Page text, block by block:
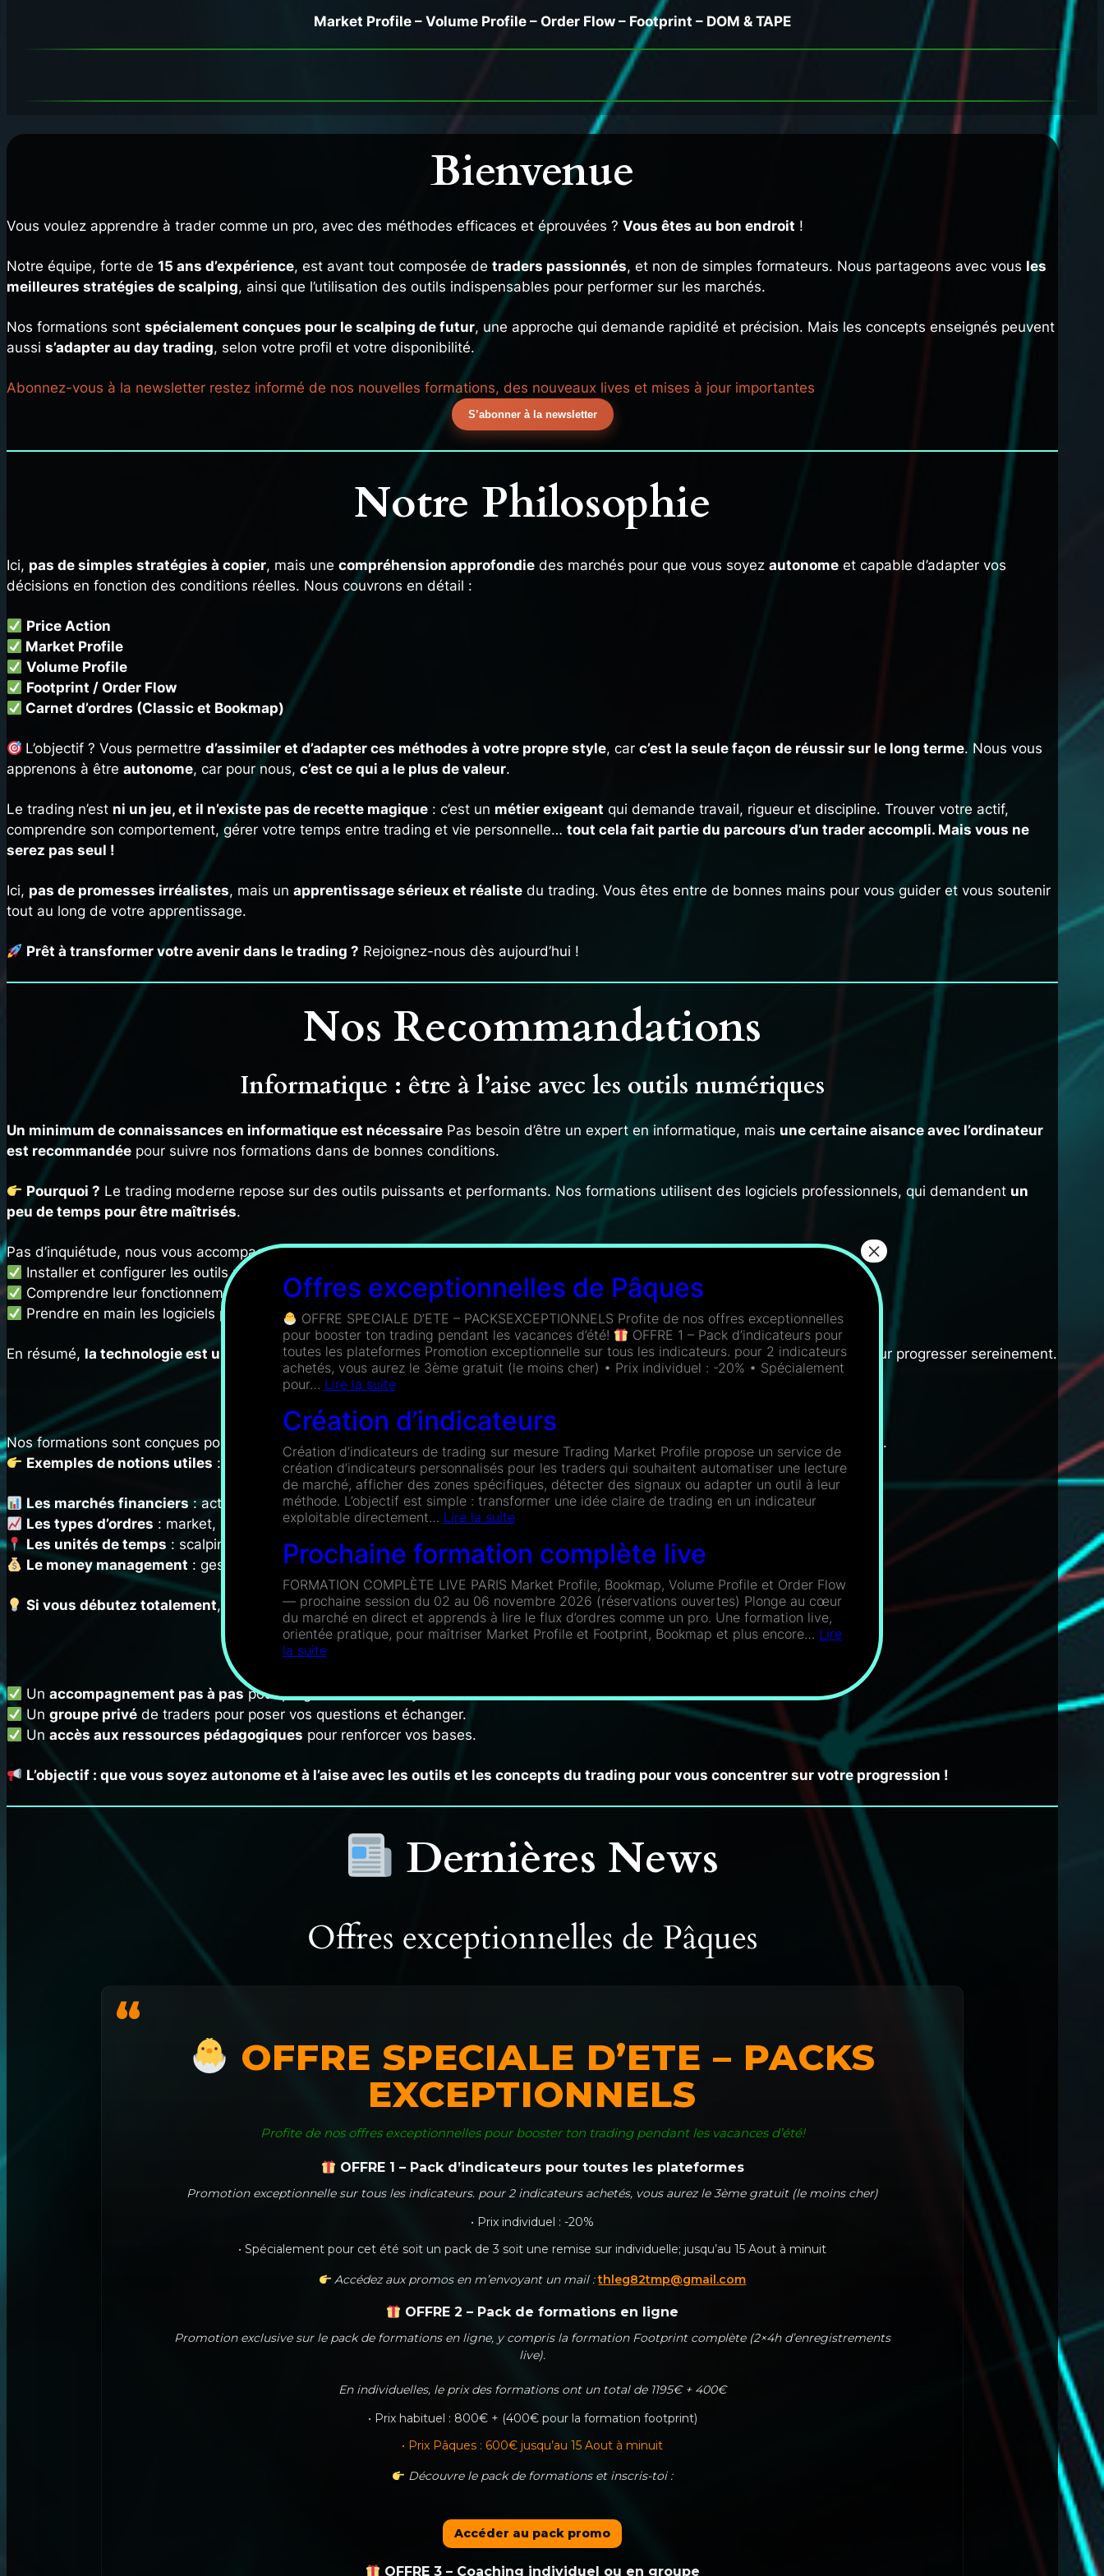
Market Profile – Volume Profile – Order Flow – Footprint – DOM & TAPE
MORNING
Bienvenue
Vous voulez apprendre à trader comme un pro, avec des méthodes efficaces et éprouvées ? Vous êtes au bon endroit !
Notre équipe, forte de 15 ans d’expérience, est avant tout composée de traders passionnés, et non de simples formateurs. Nous partageons avec vous les
meilleures stratégies de scalping, ainsi que l’utilisation des outils indispensables pour performer sur les marchés.
Nos formations sont spécialement conçues pour le scalping de futur, une approche qui demande rapidité et précision. Mais les concepts enseignés peuvent
aussi s’adapter au day trading, selon votre profil et votre disponibilité.
Abonnez-vous à la newsletter restez informé de nos nouvelles formations, des nouveaux lives et mises à jour importantes
S’abonner à la newsletter
Notre Philosophie
Ici, pas de simples stratégies à copier, mais une compréhension approfondie des marchés pour que vous soyez autonome et capable d’adapter vos
décisions en fonction des conditions réelles. Nous couvrons en détail :
Price Action
Market Profile
Volume Profile
Footprint / Order Flow
Carnet d’ordres (Classic et Bookmap)
L’objectif ? Vous permettred’assimiler et d’adapter ces méthodes à votre propre style, carc’est la seule façon de réussir sur le long terme. Nous vous
apprenons à être autonome, car pour nous, c’est ce qui a le plus de valeur.
Le trading n’est ni un jeu, et il n’existe pas de recette magique : c’est un métier exigeant qui demande travail, rigueur et discipline. Trouver votre actif,
comprendre son comportement, gérer votre temps entre trading et vie personnelle… tout cela fait partie du parcours d’un trader accompli. Mais vous ne
serez pas seul !
Ici, pas de promesses irréalistes, mais un apprentissage sérieux et réaliste du trading. Vous êtes entre de bonnes mains pour vous guider et vous soutenir
tout au long de votre apprentissage.
Prêt à transformer votre avenir dans le trading ? Rejoignez-nous dès aujourd’hui !
Nos Recommandations
Informatique : être à l’aise avec les outils numériques
Un minimum de connaissances en informatique est nécessaire Pas besoin d’être un expert en informatique, mais une certaine aisance avec l’ordinateur
est recommandée pour suivre nos formations dans de bonnes conditions.
Pourquoi ? Le trading moderne repose sur des outils puissants et performants. Nos formations utilisent des logiciels professionnels, qui demandent un
peu de temps pour être maîtrisés.
Pas d’inquiétude, nous vous accompagnons pour :
Installer et configurer les outils nécessaires.
Comprendre leur fonctionnement et optimiser leur utilisation.
Prendre en main les logiciels progressivement grâce à nos guides et au soutien de la communauté.
En résumé, la technologie est un atout pour le trader moderne. Avec notre aide et la communauté, vous serezguidé pas à pas pour progresser sereinement.
Trading : connaître les bases et le vocabulaire
Nos formations sont conçues pour les traders motivés , mais il est préférable d’avoir déjà une compréhension minimale du trading .
Exemples de notions utiles :
Les marchés financiers : actions, futures, forex…
Les types d’ordres : market, limit, stop…
Les unités de temps : scalping, day trading, swing…
Le money management : gestion du risque et du capital.
Si vous débutez totalement, nous vous guiderons sur ces notions essentielles avant d’entrer dans le vif du sujet.
Pas d’inquiétude, vous ne serez pas seul !
Unaccompagnement pas à pas pour progresser à votre rythme.
Ungroupe privé de traders pour poser vos questions et échanger.
Unaccès aux ressources pédagogiques pour renforcer vos bases.
L’objectif : que vous soyez autonome et à l’aise avec les outils et les concepts du trading pour vous concentrer sur votre progression !
Dernières News
Offres exceptionnelles de Pâques
OFFRE SPECIALE D’ETE – PACKS
EXCEPTIONNELS
Profite de nos offres exceptionnelles pour booster ton trading pendant les vacances d’été!
OFFRE 1 – Pack d’indicateurs pour toutes les plateformes
Promotion exceptionnelle sur tous les indicateurs. pour 2 indicateurs achetés, vous aurez le 3ème gratuit (le moins cher)
• Prix individuel : -20%
• Spécialement pour cet été soit un pack de 3 soit une remise sur individuelle; jusqu’au 15 Aout à minuit
Accédez aux promos en m’envoyant un mail :thleg82tmp@gmail.com
OFFRE 2 – Pack de formations en ligne
Promotion exclusive sur le pack de formations en ligne, y compris la formation Footprint complète (2×4h d’enregistrements
live).
En individuelles, le prix des formations ont un total de 1195€ + 400€
• Prix habituel : 800€ + (400€ pour la formation footprint)
• Prix Pâques : 600€ jusqu’au 15 Aout à minuit
Découvre le pack de formations et inscris-toi :
Accéder au pack promo
OFFRE 3 – Coaching individuel ou en groupe
Offres exceptionnelles de Pâques
OFFRE SPECIALE D’ETE – PACKSEXCEPTIONNELS Profite de nos offres exceptionnelles
pour booster ton trading pendant les vacances d’été!
OFFRE 1 – Pack d’indicateurs pour
toutes les plateformes Promotion exceptionnelle sur tous les indicateurs. pour 2 indicateurs
achetés, vous aurez le 3ème gratuit (le moins cher) • Prix individuel : -20% • Spécialement
pour… Lire la suite:
exceptionnelles
de
Pâques
Création d’indicateurs
Création d’indicateurs de trading sur mesure Trading Market Profile propose un service de
création d’indicateurs personnalisés pour les traders qui souhaitent automatiser une lecture
de marché, afficher des zones spécifiques, détecter des signaux ou adapter un outil à leur
méthode. L’objectif est simple : transformer une idée claire de trading en un indicateur
exploitable directement… Lire la suite:
d’indicateurs
Prochaine formation complète live
FORMATION COMPLÈTE LIVE PARIS Market Profile, Bookmap, Volume Profile et Order Flow
— prochaine session du 02 au 06 novembre 2026 (réservations ouvertes) Plonge au cœur
du marché en direct et apprends à lire le flux d’ordres comme un pro. Une formation live,
orientée pratique, pour maîtriser Market Profile et Footprint, Bookmap et plus encore… Lire
la suite:
complète
live